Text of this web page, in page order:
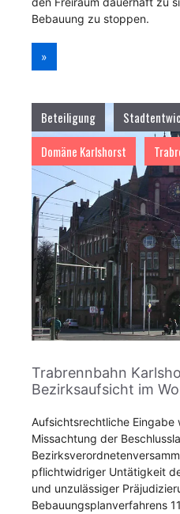
Bebauung zu stoppen.
»
Beteiligung
Domäne Karlshorst
Trabrennbahn
Bezirksaufsicht im
Aufsichtsrechtliche
Missachtung der
pflichtwidriger Untätigkeit
und unzulässiger
Bebauungsplanverfahrens